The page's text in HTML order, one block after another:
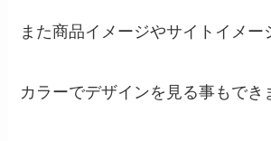
また商品イメージやサイトイメー
カラーでデザインを見る事もでき